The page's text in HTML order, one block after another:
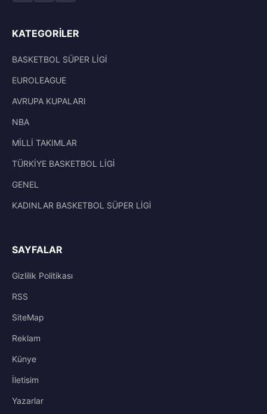
KATEGORILER
BASKETBOL SÜPER LİGİ
EUROLEAGUE
AVRUPA KUPALARI
NBA
MİLLİ TAKIMLAR
TÜRKİYE BASKETBOL LİGİ
GENEL
KADINLAR BASKETBOL SÜPER LİGİ
SAYFALAR
Gizlilik Politikası
RSS
SiteMap
Reklam
Künye
İletisim
Yazarlar